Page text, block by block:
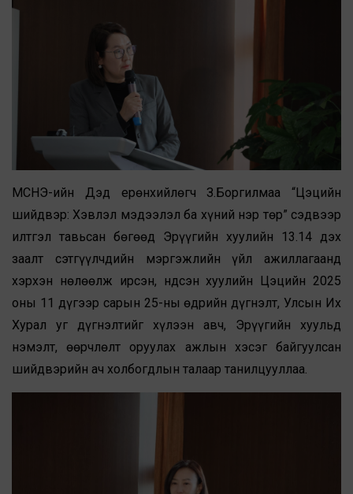
МСНЭ-ийн Дэд ерөнхийлөгч З.Боргилмаа “Цэцийн
шийдвэр: Хэвлэл мэдээлэл ба хүний нэр төр” сэдвээр
илтгэл тавьсан бөгөөд Эрүүгийн хуулийн 13.14 дэх
заалт сэтгүүлчдийн мэргэжлийн үйл ажиллагаанд
хэрхэн нөлөөлж ирсэн, Үндсэн хуулийн Цэцийн 2025
оны 11 дүгээр сарын 25-ны өдрийн дүгнэлт, Улсын Их
Хурал уг дүгнэлтийг хүлээн авч, Эрүүгийн хуульд
нэмэлт, өөрчлөлт оруулах ажлын хэсэг байгуулсан
шийдвэрийн ач холбогдлын талаар танилцууллаа.